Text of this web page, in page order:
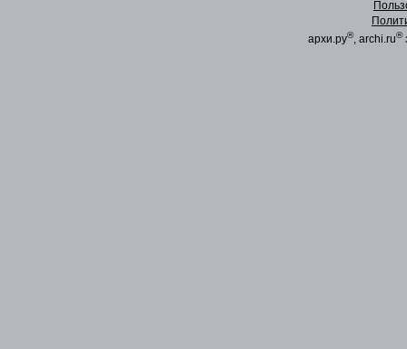
архи.ру®, archi.ru®